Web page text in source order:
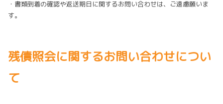
・書類到着の確認や返送期日に関するお問い合わせは、ご遠慮願いま
す。
残債照会に関するお問い合わせについ
て